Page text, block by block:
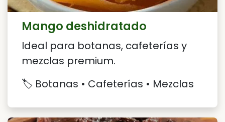
Mango deshidratado
Ideal para botanas, cafeterías y
mezclas premium.
🏷️ Botanas • Cafeterías • Mezclas